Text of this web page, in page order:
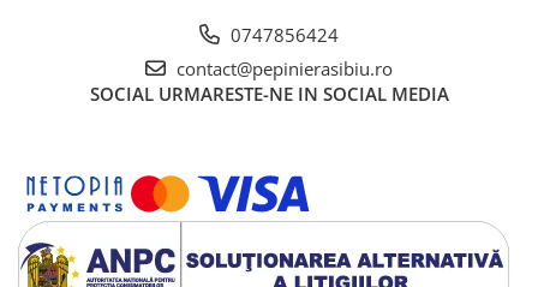
0747856424
contact@pepinierasibiu.ro
SOCIAL URMARESTE-NE IN SOCIAL MEDIA